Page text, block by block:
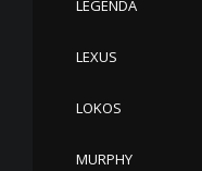
LEGENDA
LEXUS
LOKOS
MURPHY